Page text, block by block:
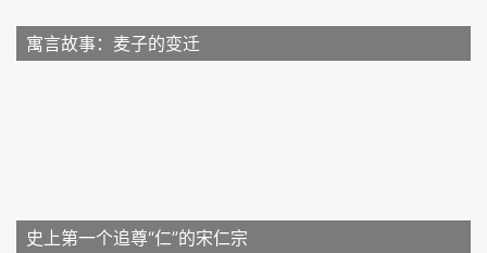
寓言故事：麦子的变迁
史上第一个追尊“仁”的宋仁宗